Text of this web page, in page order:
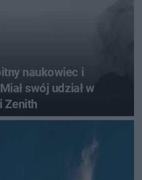
naukowiec i
swój udział w
Zenith